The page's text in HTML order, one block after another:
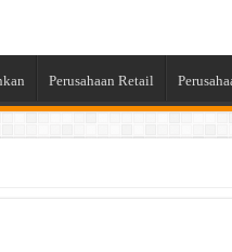
Perusahaan Retail